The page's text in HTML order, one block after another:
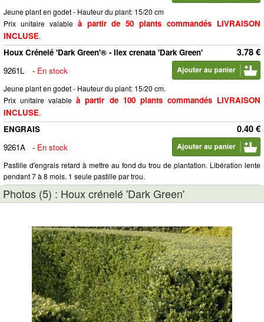
Jeune plant en godet - Hauteur du plant: 15/20 cm
Prix unitaire valable à partir de 50 plants commandés LIVRAISON
INCLUSE.
3.78 €
Houx Crénelé 'Dark Green'® - Ilex crenata 'Dark Green'
9261L
- En stock
Jeune plant en godet - Hauteur du plant: 15/20 cm.
Prix unitaire valableà partir de 100 plants commandés LIVRAISON
INCLUSE.
0.40 €
ENGRAIS
9261A
- En stock
Pastille d'engrais retard à mettre au fond du trou de plantation. Libération lente
pendant 7 à 8 mois. 1 seule pastille par trou.
Photos (5) : Houx crénelé 'Dark Green'